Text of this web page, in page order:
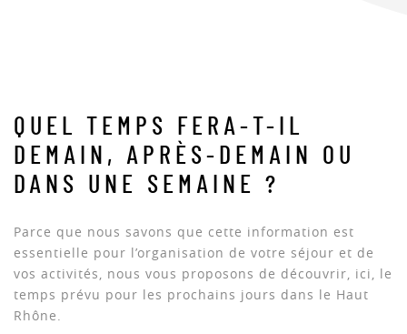
QUEL TEMPS FERA-T-IL
DEMAIN, APRÈS-DEMAIN OU
DANS UNE SEMAINE ?
Parce que nous savons que cette information est
essentielle pour l’organisation de votre séjour et de
vos activités, nous vous proposons de découvrir, ici, le
temps prévu pour les prochains jours dans le Haut
Rhône.